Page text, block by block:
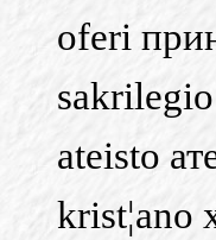
oferi
sakrilegio
ateisto
krist¦ano